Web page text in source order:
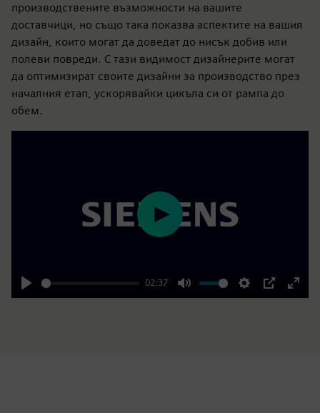
производствените възможности на вашите
доставчици, но също така показва аспектите на вашия
дизайн, които могат да доведат до нисък добив или
полеви повреди. С тази видимост дизайнерите могат
да оптимизират своите дизайни за производство през
началния етап, ускорявайки цикъла си от рампа до
обем.
Play
02:37
Mute Settings
PIP
Enter
Play